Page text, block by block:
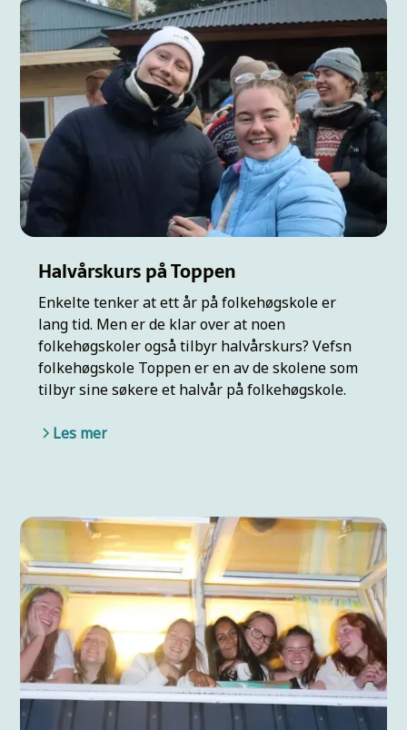
Halvårskurs på Toppen
Enkelte tenker at ett år på folkehøgskole er
lang tid. Men er de klar over at noen
folkehøgskoler også tilbyr halvårskurs? Vefsn
folkehøgskole Toppen er en av de skolene som
tilbyr sine søkere et halvår på folkehøgskole.
Les mer